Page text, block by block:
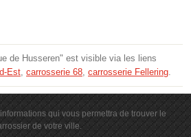
de Husseren" est visible via les liens
Est, carrosserie 68, carrosserie Fellering.
qui vous permettra de trouver le
de votre ville.